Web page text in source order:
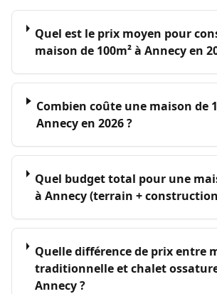
Quel est le prix moyen pour
maison de 100m² à Annecy en
Combien coûte une maison de
Annecy en 2026 ?
Quel budget total pour une
à Annecy (terrain +
Quelle différence de prix entre
traditionnelle et chalet
Annecy ?